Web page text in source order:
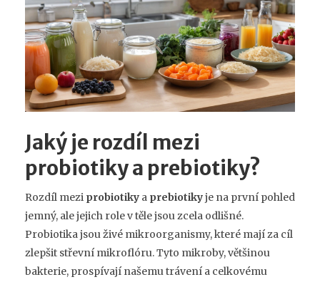
Jaký je rozdíl mezi
probiotiky a prebiotiky?
Rozdíl mezi probiotiky a prebiotikyje na první pohled
jemný, ale jejich role v těle jsou zcela odlišné.
Probiotika jsou živé mikroorganismy, které mají za cíl
zlepšit střevní mikroflóru. Tyto mikroby, většinou
bakterie, prospívají našemu trávení a celkovému